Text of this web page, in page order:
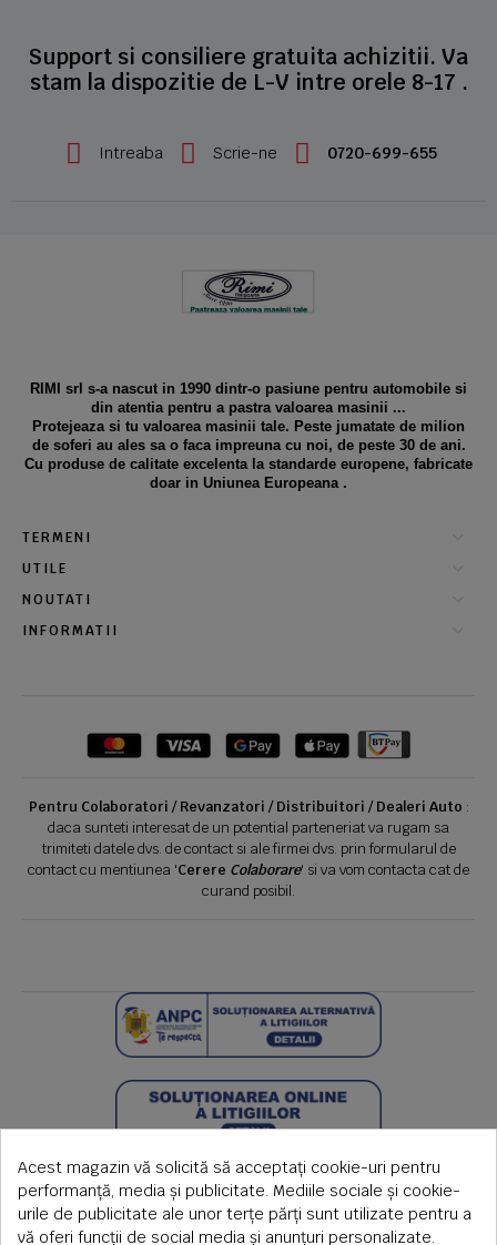
Support si consiliere gratuita achizitii. Va
stam la dispozitie de L-V intre orele 8-17 .
Intreaba Scrie-ne 0720-699-655
RIMI srl s-a nascut in 1990 dintr-o pasiune pentru automobile si
din atentia pentru a pastra valoarea masinii ...
Protejeaza si tu valoarea masinii tale. Peste jumatate de milion
de soferi au ales sa o faca impreuna cu noi, de peste 30 de ani.
Cu produse de calitate excelenta la standarde europene, fabricate
doar in Uniunea Europeana .
TERMENI
UTILE
NOUTATI
INFORMATII
Pentru Colaboratori / Revanzatori / Distribuitori / Dealeri Auto :
daca sunteti interesat de un potential parteneriat va rugam sa
trimiteti datele dvs. de contact si ale firmei dvs. prin formularul de
contact cu mentiunea 'Cerere Colaborare' si va vom contacta cat de
curand posibil.
Acest magazin vă solicită să acceptați cookie-uri pentru
performanță, media și publicitate. Mediile sociale și cookie-
urile de publicitate ale unor terțe părți sunt utilizate pentru a
vă oferi funcții de social media și anunțuri personalizate.